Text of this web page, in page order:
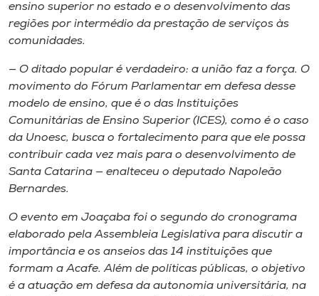
ensino superior no estado e o desenvolvimento das
regiões por intermédio da prestação de serviços às
comunidades.
— O ditado popular é verdadeiro: a união faz a força. O
movimento do Fórum Parlamentar em defesa desse
modelo de ensino, que é o das Instituições
Comunitárias de Ensino Superior (ICES), como é o caso
da Unoesc, busca o fortalecimento para que ele possa
contribuir cada vez mais para o desenvolvimento de
Santa Catarina — enalteceu o deputado Napoleão
Bernardes.
O evento em Joaçaba foi o segundo do cronograma
elaborado pela Assembleia Legislativa para discutir a
importância e os anseios das 14 instituições que
formam a Acafe. Além de políticas públicas, o objetivo
é a atuação em defesa da autonomia universitária, na